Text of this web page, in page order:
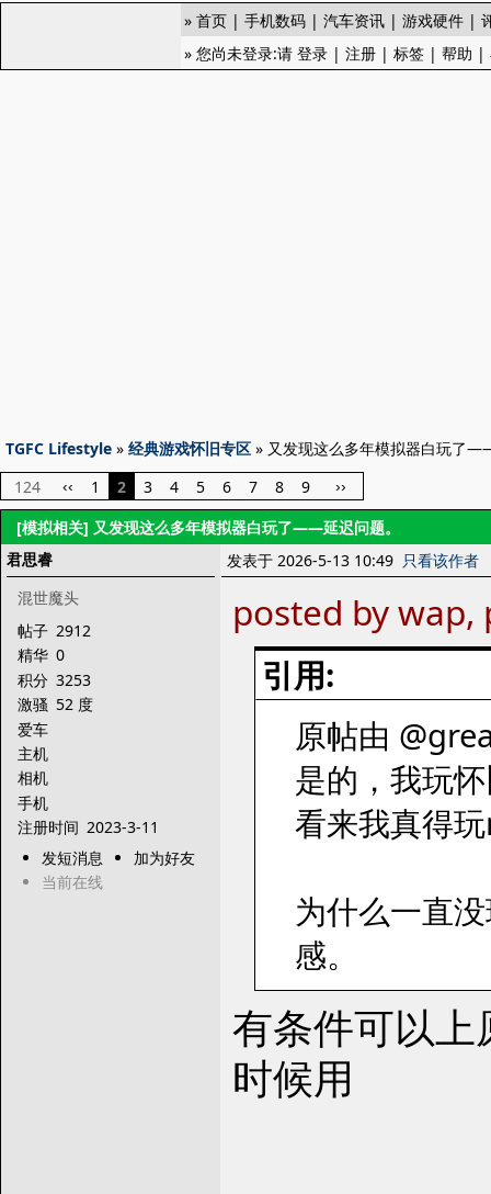
» 首页 | 手机数码 | 汽车资讯 | 游戏硬件 |
» 您尚未登录:请 登录 | 注册 | 标签 | 帮助 |
TGFC Lifestyle » 经典游戏怀旧专区 » 又发现这么多年模拟器白玩了
124
‹‹ 1 2 3 4 5 6 7 8 9 ››
[模拟相关] 又发现这么多年模拟器白玩了——延迟问题。
君思睿
混世魔头
帖子 2912
精华 0
积分 3253
激骚 52 度
爱车
主机
相机
手机
注册时间 2023-3-11
发短消息
加为好友
当前在线
发表于 2026-5-13 10:49 只看该作者
posted by
引用:
原帖由
是的，我玩
看来我真得
为什么一直
感。
有条件可以
时候用